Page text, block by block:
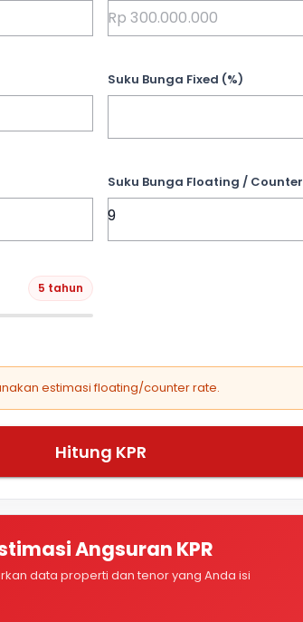
Suku Bunga Fixed (%)
Suku Bunga Floating /
5 tahun
estimasi floating/counter rate.
Hitung KPR
Angsuran KPR
data properti dan tenor yang Anda isi